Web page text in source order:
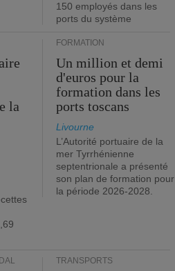
150 employés dans les
ports du système
la
FORMATION
Un million et demi
d'euros pour la
formation dans les
ports toscans
Livourne
L’Autorité portuaire de la
mer Tyrrhénienne
septentrionale a présenté
son plan de formation pour
la période 2026-2028.
TRANSPORTS